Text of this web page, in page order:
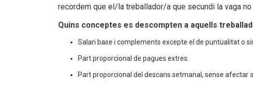
recordem que el/la treballador/a que secundi la vaga
Quins conceptes es descompten a aquells
Salari base i complements excepte el de puntualitat o
Part proporcional de pagues extres.
Part proporcional del descans setmanal, sense afectar